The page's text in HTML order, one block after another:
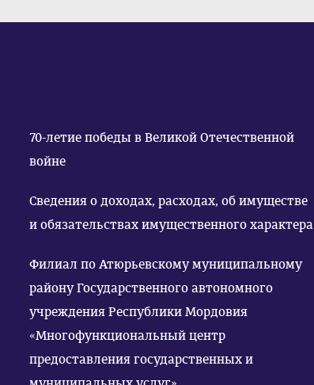
70-летие победы в Великой Отечественной
войне
Сведения о доходах, расходах, об имуществе
и обязательствах имущественного характера
Филиал по Атюрьевскому муниципальному
району Государственного автономного
учреждения Республики Мордовия
«Многофункциональный центр
предоставления государственных и